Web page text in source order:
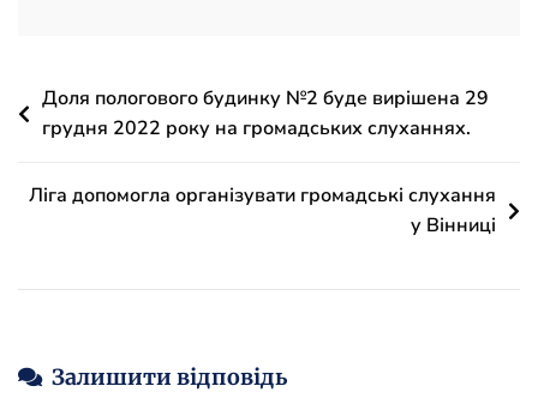
Володимировича
Навігація
записів
Доля пологового будинку №2 буде вирішена 29
грудня 2022 року на громадських слуханнях.
Ліга допомогла організувати громадські слухання
у Вінниці
Залишити відповідь